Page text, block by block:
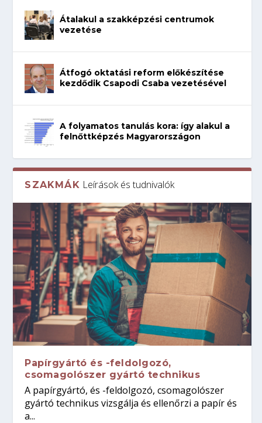
Átalakul a szakképzési centrumok
vezetése
Átfogó oktatási reform előkészítése
kezdődik Csapodi Csaba vezetésével
A folyamatos tanulás kora: így alakul a
felnőttképzés Magyarországon
SZAKMÁK Leírások és tudnivalók
Papírgyártó és -feldolgozó,
csomagolószer gyártó technikus
A papírgyártó, és -feldolgozó, csomagolószer
gyártó technikus vizsgálja és ellenőrzi a papír és
a...